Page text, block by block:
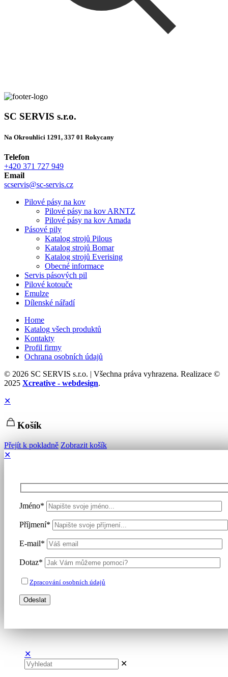
SC SERVIS s.r.o.
Na Okrouhlici 1291, 337 01 Rokycany
Telefon
+420 371 727 949
Email
scservis@sc-servis.cz
Pilové pásy na kov
Pilové pásy na kov ARNTZ
Pilové pásy na kov Amada
Pásové pily
Katalog strojů Pilous
Katalog strojů Bomar
Katalog strojů Everising
Obecné informace
Servis pásových pil
Pilové kotouče
Emulze
Dílenské nářadí
Home
Katalog všech produktů
Kontakty
Profil firmy
Ochrana osobních údajů
© 2026 SC SERVIS s.r.o. | Všechna práva vyhrazena. Realizace ©
2025 Xcreative - webdesign.
✕
Košík
Přejít k pokladně Zobrazit košík
✕
Jméno*
Příjmení*
E-mail*
Dotaz*
Zpracování osobních údajů
✕
✕